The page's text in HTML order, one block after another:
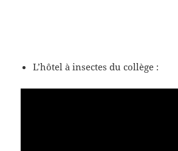
L’hôtel à insectes du collège :